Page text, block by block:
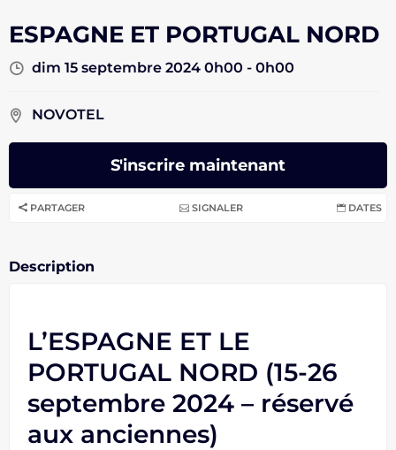
ESPAGNE ET PORTUGAL NORD
dim 15 septembre 2024 0h00 - 0h00
NOVOTEL
S'inscrire maintenant
PARTAGER SIGNALER DATES
Description
L’ESPAGNE ET LE
PORTUGAL NORD (15-26
septembre 2024 – réservé
aux anciennes)